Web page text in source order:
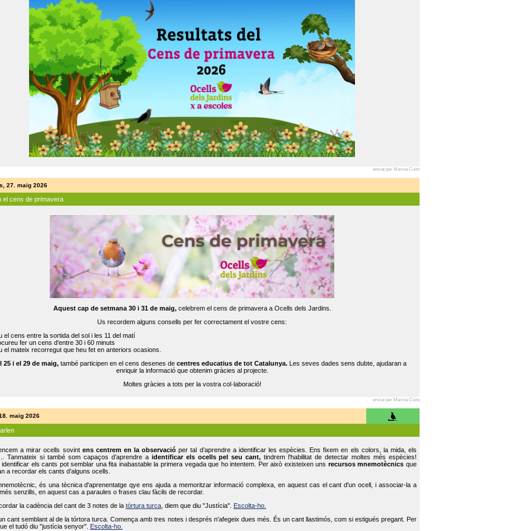
enviat per Marina Cuito
27. maig 2026
el cens de primavera
Aquest cap de setmana 30 i 31 de maig,celebrem el cens de primavera a Ocells dels Jardins.
Us recordem alguns consells per fer correctament el vostre cens:
el cens entre la sortida del sol i les 11 del matí
fer un cens d'entre 30 i 60 minuts
el mateix recorregut que heu fet en anteriors ocasions.
25 i el 29 de maig,també participen en el cens desenes de centres educatius de tot Catalunya.Les seves dades sens dubte, ajudaran a
enriquir la informació que obtenim gràcies al projecte.
Moltes gràcies a tots per la vostra col·laboració!
enviat per Marina Cuito
maig 2026
a mirar ocells sovint ens centrem en la observació per tal d’aprendre a identificar les espècies. Ens fixem en els colors, la mida, els
Tanmateix si també som capaços d’aprendre a identificar els ocells pel seu cant, tindrem l'habilitat de detectar moltes més espècies!
els cants pot semblar una fita inabastable la primera vegada que ho intentem. Per això existeixen uns recursos mnemotècnics que
a recordar els cants d’alguns ocells.
és una tècnica d'aprenentatge qye ens ajuda a memoritzar informació complexa, en aquest cas el cant d'un ocell, i associar-la a
senzills, en aquest cas a paraules o frases clau fàcils de recordar.
la cadència del cant de 3 notes de la tórtura turca , diem que diu "Justícia".
Escolta-ho.
cant semblant al de la tórtora turca. Comença amb tres notes i després n'afegeix dues més. És un cant llastimós, com si estigués pregant. Per
el tudó diu "justícia senyor".
Escolta-ho.